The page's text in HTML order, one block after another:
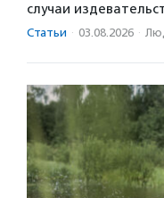
случаи
Статьи · 03.08.2026 ·